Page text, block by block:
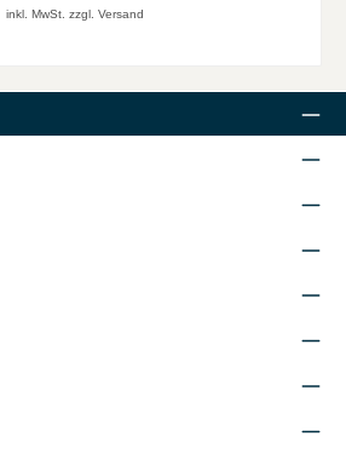
inkl. MwSt. zzgl. Versand